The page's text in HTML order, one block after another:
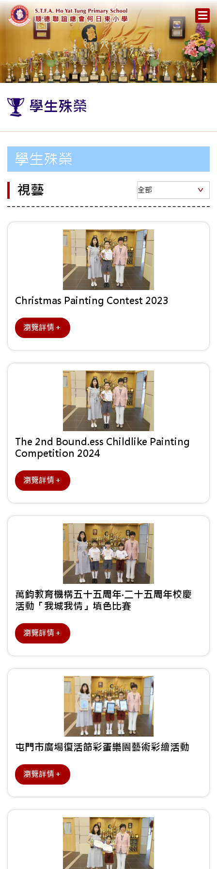
學生殊榮
學生殊榮
視藝
Christmas Painting Contest 2023
瀏覽詳情＋
The 2nd Bound.ess Childlike Painting
Competition 2024
瀏覽詳情＋
萬鈞教育機構五十五周年‧二十五周年校慶
活動「我城我情」填色比賽
瀏覽詳情＋
屯門市廣場復活節彩蛋樂園藝術彩繪活動
瀏覽詳情＋